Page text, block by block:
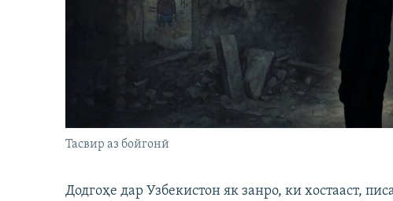
Тасвир аз бойгонӣ
Додгоҳе дар Узбекистон як занро, ки хостааст,